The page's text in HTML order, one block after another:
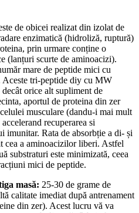
de obicei realizat din izolat de
enzimatică (hidroliză, ruptură)
prin urmare conține o
(lanțuri scurte de aminoacizi).
mare de peptide mici cu
Aceste tri-peptide diy cu MW
orice alt supliment de
aportul de proteina din zer
musculare (dandu-i mai mult
recuperarea si
imunitar. Rata de absorbție a di- și
cea a aminoacizilor liberi. Astfel
substraturi este minimizată, ceea
mici de peptide.
masă: 25-30 de grame de
calitate imediat după antrenament
din zer). Acest lucru vă va